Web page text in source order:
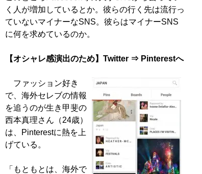
く人が増加しているとか。彼らの行く先は流行っ
ていないマイナーなSNS。彼らはマイナーSNS
に何を求めているのか。
【オシャレ感演出のため】Twitter ⇒ Pinterestへ
ファッション好き
で、海外セレブの情報
を追うのが生き甲斐の
西本真理さん（24歳）
は、Pinterestに熱を上
げている。
「もともとは、海外で